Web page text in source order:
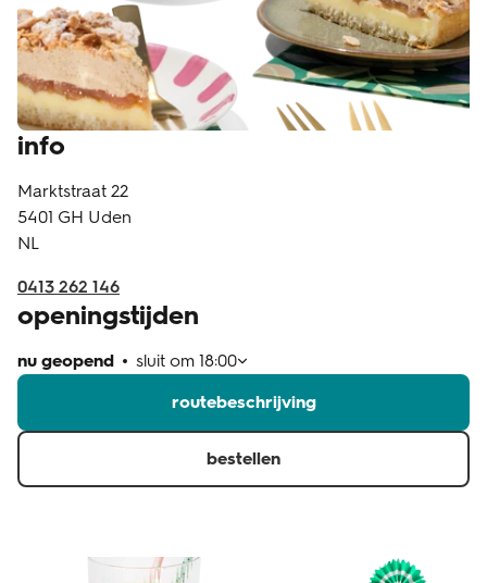
klantenservice
info
Marktstraat 22
5401 GH Uden
NL
0413 262 146
openingstijden
nu geopend sluit om 18:00
routebeschrijving
bestellen